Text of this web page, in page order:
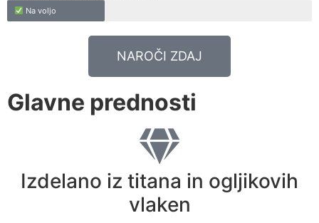
Na voljo
NAROČI ZDAJ
Glavne prednosti
Izdelano iz titana in ogljikovih
vlaken